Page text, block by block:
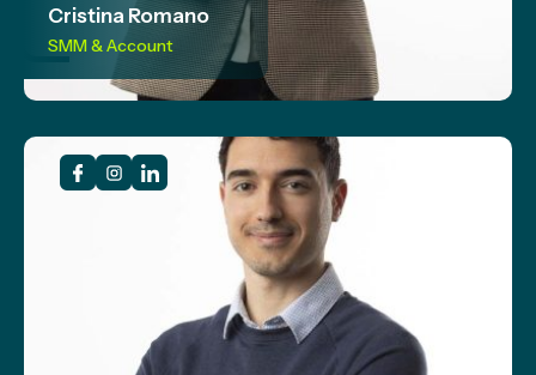
Cristina Romano
SMM & Account